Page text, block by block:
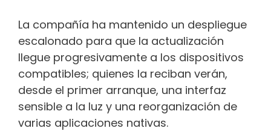
La compañía ha mantenido un despliegue
escalonado para que la actualización
llegue progresivamente a los dispositivos
compatibles; quienes la reciban verán,
desde el primer arranque, una interfaz
sensible a la luz y una reorganización de
varias aplicaciones nativas.